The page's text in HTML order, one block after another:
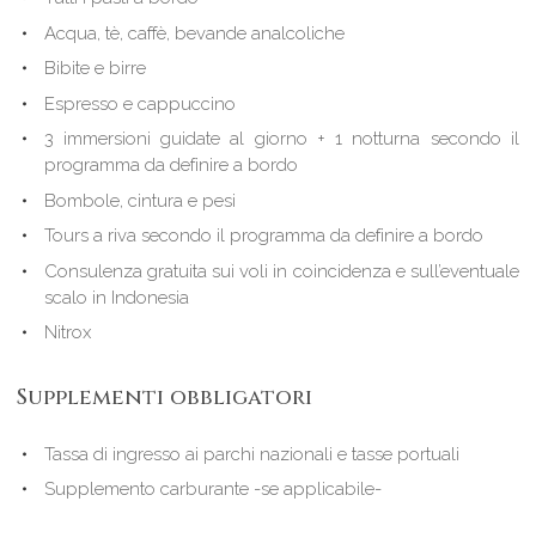
Acqua, tè, caffè, bevande analcoliche
Bibite e birre
Espresso e cappuccino
3 immersioni guidate al giorno + 1 notturna secondo il
programma da definire a bordo
Bombole, cintura e pesi
Tours a riva secondo il programma da definire a bordo
Consulenza gratuita sui voli in coincidenza e sull’eventuale
scalo in Indonesia
Nitrox
Supplementi obbligatori
Tassa di ingresso ai parchi nazionali e tasse portuali
Supplemento carburante -se applicabile-